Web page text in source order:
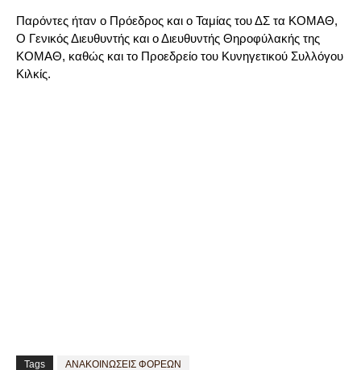
Παρόντες ήταν ο Πρόεδρος και ο Ταμίας του ΔΣ τα ΚΟΜΑΘ,
Ο Γενικός Διευθυντής και ο Διευθυντής Θηροφύλακής της
ΚΟΜΑΘ, καθώς και το Προεδρείο του Κυνηγετικού Συλλόγου
Κιλκίς.
Tags ΑΝΑΚΟΙΝΩΣΕΙΣ ΦΟΡΕΩΝ